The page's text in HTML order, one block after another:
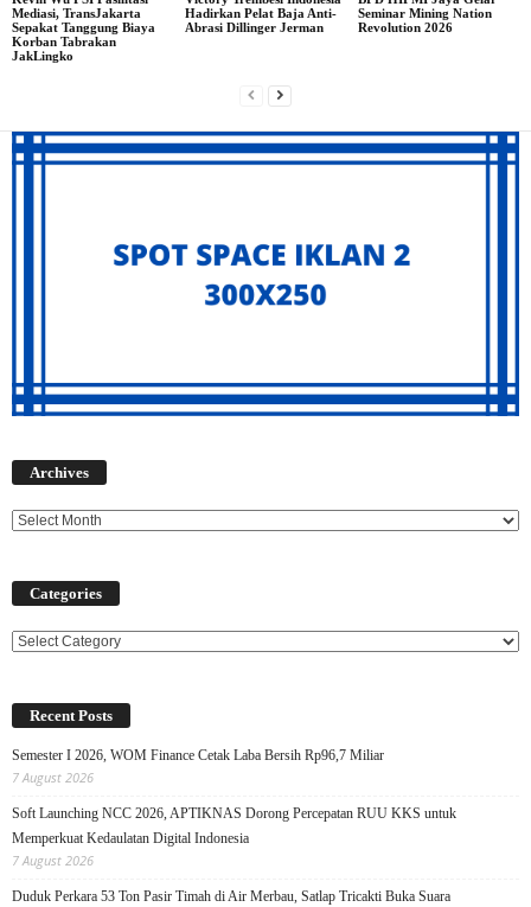
Mediasi, TransJakarta
Sepakat Tanggung Biaya
Korban Tabrakan
JakLingko
Hadirkan Pelat Baja Anti-
Abrasi Dillinger Jerman
Seminar Mining Nation
Revolution 2026
Archives
Categories
Categories
Recent Posts
Semester I 2026, WOM Finance Cetak Laba Bersih Rp96,7 Miliar
7 August 2026
Soft Launching NCC 2026, APTIKNAS Dorong Percepatan RUU KKS untuk
Memperkuat Kedaulatan Digital Indonesia
7 August 2026
Duduk Perkara 53 Ton Pasir Timah di Air Merbau, Satlap Tricakti Buka Suara